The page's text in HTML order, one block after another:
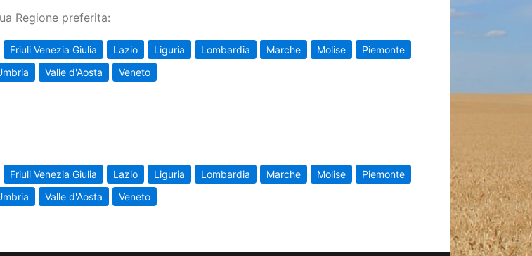
Regione preferita:
Friuli Venezia Giulia Lazio Liguria Lombardia Marche Molise
Piemonte
Valle d'Aosta Veneto
Friuli Venezia Giulia Lazio Liguria Lombardia Marche Molise
Piemonte
Valle d'Aosta Veneto